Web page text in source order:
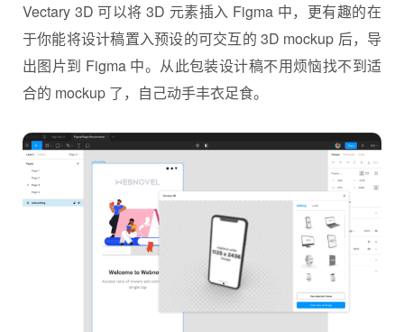
Vectary 3D 可以将 3D 元素插入 Figma 中，更有趣的在
于你能将设计稿置入预设的可交互的 3D mockup 后，导
出图片到 Figma 中。从此包装设计稿不用烦恼找不到适
合的 mockup 了，自己动手丰衣足食。